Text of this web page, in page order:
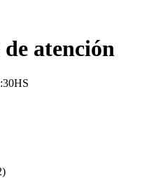
atención